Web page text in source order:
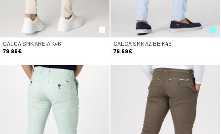
CALÇA SMK AREIA K46
79.99€
CALÇA SMK AZ BB K46
79.99€